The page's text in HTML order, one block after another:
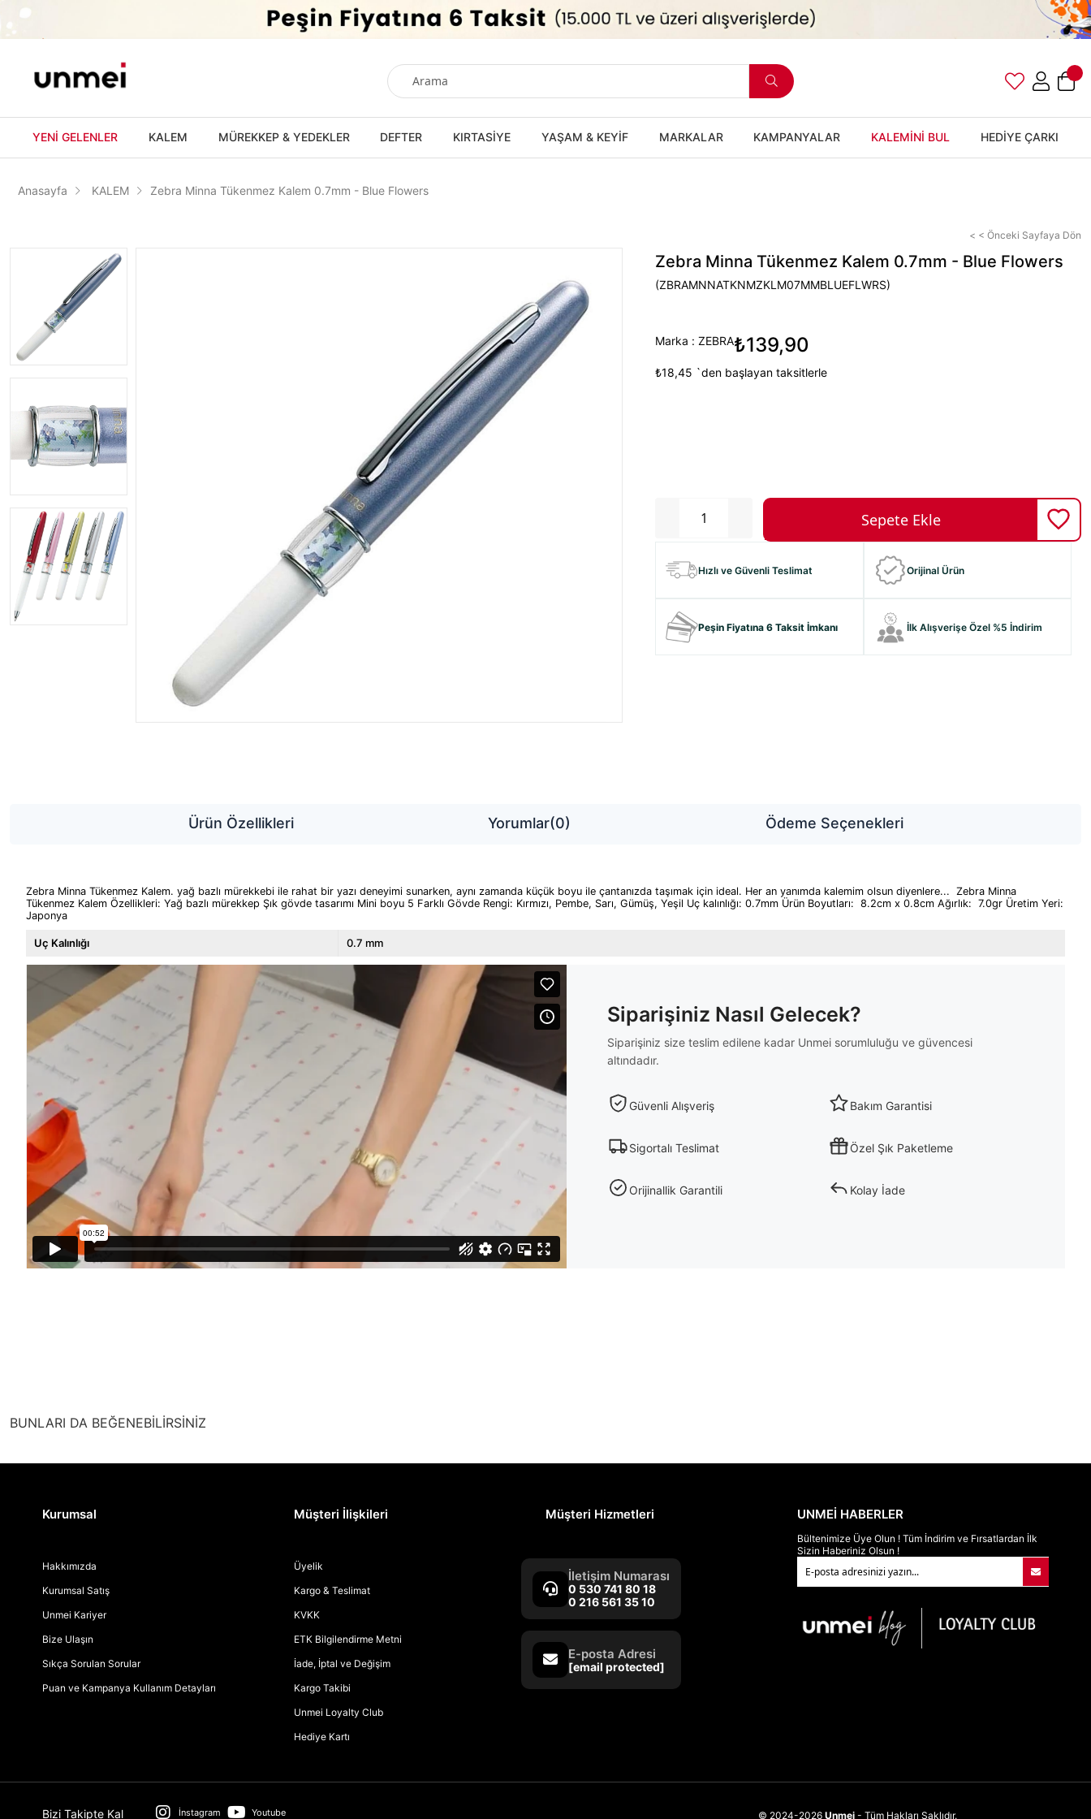
YENİ GELENLER KALEM MÜREKKEP & YEDEKLER DEFTER KIRTASİYE YAŞAM & KEYİF MARKALAR KAMPANYALAR KALEMİNİ BUL HEDİYE ÇARKI
Anasayfa KALEM Zebra Minna Tükenmez Kalem 0.7mm - Blue Flowers
< < Önceki Sayfaya Dön
Zebra Minna Tükenmez Kalem 0.7mm - Blue Flowers
(ZBRAMNNATKNMZKLM07MMBLUEFLWRS)
Marka : ZEBRA₺139,90
₺18,45 `den başlayan taksitlerle
Hızlı ve Güvenli Teslimat Orijinal Ürün
Peşin Fiyatına 6 Taksit İmkanı İlk Alışverişe Özel %5 İndirim
Ürün Özellikleri Yorumlar(0) Ödeme Seçenekleri
Zebra Minna Tükenmez Kalem. yağ bazlı mürekkebi ile rahat bir yazı deneyimi sunarken, aynı zamanda küçük boyu ile çantanızda taşımak için ideal. Her an yanımda kalemim olsun diyenlere... Zebra Minna
Tükenmez Kalem Özellikleri: Yağ bazlı mürekkep Şık gövde tasarımı Mini boyu 5 Farklı Gövde Rengi: Kırmızı, Pembe, Sarı, Gümüş, Yeşil Uç kalınlığı: 0.7mm Ürün Boyutları: 8.2cm x 0.8cm Ağırlık: 7.0gr Üretim Yeri:
Japonya
Uç Kalınlığı 0.7 mm
Siparişiniz Nasıl Gelecek?
Siparişiniz size teslim edilene kadar Unmei sorumluluğu ve güvencesi
altındadır.
Güvenli Alışveriş Bakım Garantisi
Sigortalı Teslimat Özel Şık Paketleme
Orijinallik Garantili Kolay İade
BUNLARI DA BEĞENEBİLİRSİNİZ
Kurumsal
Hakkımızda
Kurumsal Satış
Unmei Kariyer
Bize Ulaşın
Sıkça Sorulan Sorular
Puan ve Kampanya Kullanım Detayları
Müşteri İlişkileri
Üyelik
Kargo & Teslimat
KVKK
ETK Bilgilendirme Metni
İade, İptal ve Değişim
Kargo Takibi
Unmei Loyalty Club
Hediye Kartı
Müşteri Hizmetleri
İletişim Numarası
0 530 741 80 18
0 216 561 35 10
E-posta Adresi
[email protected]
UNMEİ HABERLER
Bültenimize Üye Olun ! Tüm İndirim ve Fırsatlardan İlk
Sizin Haberiniz Olsun !
Bizi Takipte Kal İnstagram Youtube © 2024-2026 Unmei- Tüm Hakları Saklıdır.